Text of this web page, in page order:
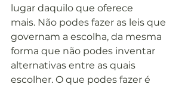
lugar daquilo que oferece
mais. Não podes fazer as leis que
governam a escolha, da mesma
forma que não podes inventar
alternativas entre as quais
escolher. O que podes fazer é